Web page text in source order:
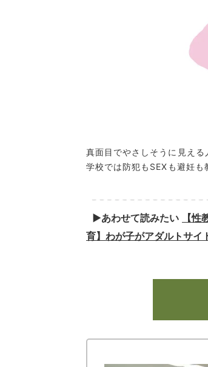
真面目でやさしそうに見え
学校では防犯もSEXも避妊も
▶︎あわせて読みたい 【
育】わが子がアダルトサイ